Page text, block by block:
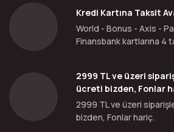
Kredi Kartına Taksit
World - Bonus - Axis -
Finansbank kartlarına 4
2999 TL ve üzeri
ücreti bizden, Fonlar
2999 TL ve üzeri
bizden, Fonlar hariç.